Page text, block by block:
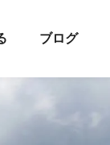
ブログ